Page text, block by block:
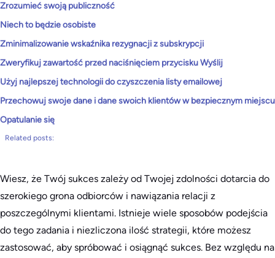
Zrozumieć swoją publiczność
Niech to będzie osobiste
Zminimalizowanie wskaźnika rezygnacji z subskrypcji
Zweryfikuj zawartość przed naciśnięciem przycisku Wyślij
Użyj najlepszej technologii do czyszczenia listy emailowej
Przechowuj swoje dane i dane swoich klientów w bezpiecznym miejscu
Opatulanie się
Related posts:
Wiesz, że Twój sukces zależy od Twojej zdolności dotarcia do
szerokiego grona odbiorców i nawiązania relacji z
poszczególnymi klientami. Istnieje wiele sposobów podejścia
do tego zadania i niezliczona ilość strategii, które możesz
zastosować, aby spróbować i osiągnąć sukces. Bez względu na